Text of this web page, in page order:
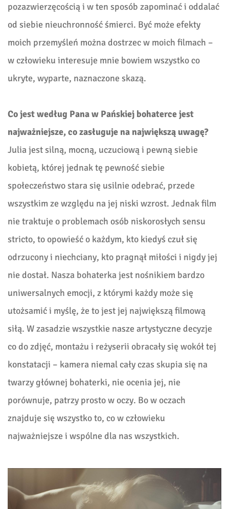
pozazwierzęcością i w ten sposób zapominać i oddalać
od siebie nieuchronność śmierci. Być może efekty
moich przemyśleń można dostrzec w moich filmach –
w człowieku interesuje mnie bowiem wszystko co
ukryte, wyparte, naznaczone skazą.
Co jest według Pana w Pańskiej bohaterce jest
najważniejsze, co zasługuje na największą uwagę?
Julia jest silną, mocną, uczuciową i pewną siebie
kobietą, której jednak tę pewność siebie
społeczeństwo stara się usilnie odebrać, przede
wszystkim ze względu na jej niski wzrost. Jednak film
nie traktuje o problemach osób niskorosłych sensu
stricto, to opowieść o każdym, kto kiedyś czuł się
odrzucony i niechciany, kto pragnął miłości i nigdy jej
nie dostał. Nasza bohaterka jest nośnikiem bardzo
uniwersalnych emocji, z którymi każdy może się
utożsamić i myślę, że to jest jej największą filmową
siłą. W zasadzie wszystkie nasze artystyczne decyzje
co do zdjęć, montażu i reżyserii obracały się wokół tej
konstatacji – kamera niemal cały czas skupia się na
twarzy głównej bohaterki, nie ocenia jej, nie
porównuje, patrzy prosto w oczy. Bo w oczach
znajduje się wszystko to, co w człowieku
najważniejsze i wspólne dla nas wszystkich.